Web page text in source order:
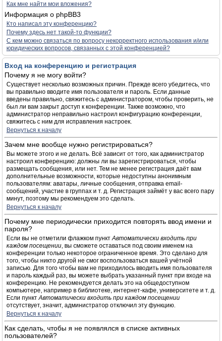
Как мне найти мои вложения?
Информация о phpBB3
Кто написал эту конференцию?
Почему здесь нет такой-то функции?
С кем можно связаться по вопросу некорректного использования и/или
юридических вопросов, связанных с этой конференцией?
Вход на конференцию и регистрация
Почему я не могу войти?
Существует несколько возможных причин. Прежде всего убедитесь, что
вы правильно вводите имя пользователя и пароль. Если данные
введены правильно, свяжитесь с администратором, чтобы проверить, не
был ли вам закрыт доступ к конференции. Также возможно, что
администратор неправильно настроил конфигурацию конференции,
свяжитесь с ним для исправления настроек.
Вернуться к началу
Зачем мне вообще нужно регистрироваться?
Вы можете этого и не делать. Всё зависит от того, как администратор
настроил конференцию: должны ли вы зарегистрироваться, чтобы
размещать сообщения, или нет. Тем не менее регистрация даёт вам
дополнительные возможности, которые недоступны анонимным
пользователям: аватары, личные сообщения, отправка email-
сообщений, участие в группах и т. д. Регистрация займёт у вас всего пару
минут, поэтому мы рекомендуем это сделать.
Вернуться к началу
Почему мне периодически приходится повторять ввод имени и
пароля?
Если вы не отметили флажком пунктАвтоматически входить при
каждом посещении, вы сможете оставаться под своим именем на
конференции только некоторое ограниченное время. Это сделано для
того, чтобы никто другой не смог воспользоваться вашей учётной
записью. Для того чтобы вам не приходилось вводить имя пользователя
и пароль каждый раз, вы можете выбрать указанный пункт при входе на
конференцию. Не рекомендуется делать это на общедоступном
компьютере, например в библиотеке, интернет-кафе, университете и т. д.
Если пунктАвтоматически входить при каждом посещении
отсутствует, значит, администратор отключил эту функцию.
Вернуться к началу
Как сделать, чтобы я не появлялся в списке активных
пользователей?